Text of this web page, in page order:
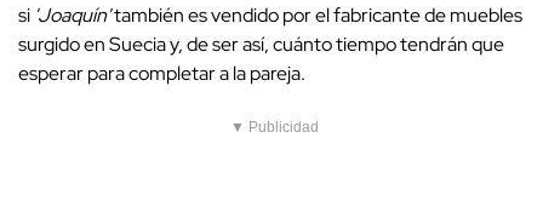
si 'Joaquín'también es vendido por el fabricante de muebles
surgido en Suecia y, de ser así, cuánto tiempo tendrán que
esperar para completar a la pareja.
▼ Publicidad